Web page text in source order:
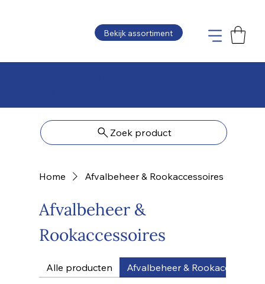
Bekijk assortiment
Zoek product
Home Afvalbeheer & Rookaccessoires
Afvalbeheer &
Rookaccessoires
Alle producten Afvalbeheer & Rookaccessoires